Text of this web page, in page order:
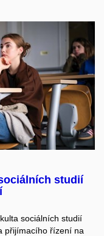
studií
sociálních studií
přijímacího řízení na